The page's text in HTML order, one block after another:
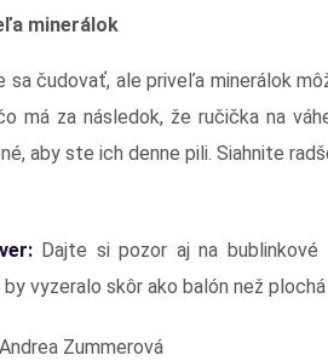
minerálok
sa čudovať, ale priveľa minerálok
má za následok, že ručička na
aby ste ich denne pili. Siahnite
Dajte si pozor aj na bublinkové
by vyzeralo skôr ako balón než
Zummerová